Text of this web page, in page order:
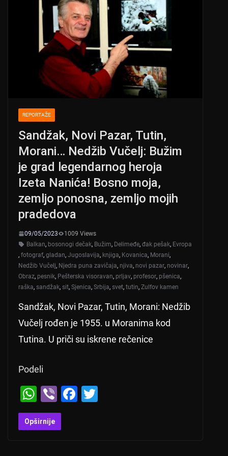
REPORTAŽE
Sandžak, Novi Pazar, Tutin,
Morani… Nedžib Vučelj: Bužim
je grad legendarnog heroja
Izeta Nanića! Bosno moja,
zemljo ponosna, zemljo mojih
pradedova
09/05/2023
1009 Views
Balkan, bosonogi dečak, Bužim, Delimeđe, đak pešak, Evropa
, fotograf, gladan, Jugoslavija, knjiga, Kovanica, Morani,
Nedžib Vučelj, Njedra puna zavičaja, njiva, novi pazar, novinar,
Obraz, pesnik, Pešterska visoravan, prljav, profesor, pšenica,
raška, sandžak, sit, Sjenica, Srbija, svet, tutin, Zulfov kamen
Sandžak, Novi Pazar, Tutin, Morani: Nedžib
Vučelj rođen je 1955. u Moranima kod
Tutina. U priči su iskrene rečenice
Podeli
W
h
at
Vi
b
er
F
Opširnije